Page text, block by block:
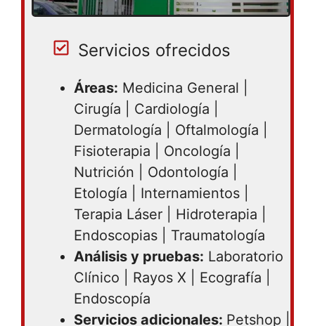
Servicios ofrecidos
Áreas: Medicina General |
Cirugía | Cardiología |
Dermatología | Oftalmología |
Fisioterapia | Oncología |
Nutrición | Odontología |
Etología | Internamientos |
Terapia Láser | Hidroterapia |
Endoscopias | Traumatología
Análisis y pruebas: Laboratorio
Clínico | Rayos X | Ecografía |
Endoscopía
Servicios adicionales: Petshop |